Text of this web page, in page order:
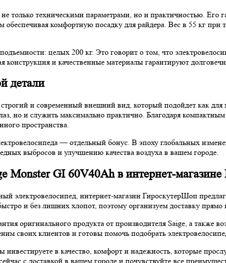
только техническими параметрами, но и практичностью.
обеспечивая комфортную посадку для райдера. Вес в 55 кг
целых 200 кг. Это говорит о том, что
конструкция и качественные материалы гарантируют
детали
и современный внешний вид, который подойдет как
но и служить максимально практично. Благодаря
пространства.
— отдельный бонус. В эпоху глобальных
выбросов и улучшению качества воздуха в вашем городе.
Monster GI 60V40Ah в интернет-
электровелосипед, интернет-магазин ГироскутерШоп
и без лишних хлопот, поэтому организуем доставку
оригинального продукта от производителя Saige, а также
своих клиентов и готовы помочь подобрать
в качество, комфорт и надежность, которые
с доставкой в вашем городе и почувствуйте все